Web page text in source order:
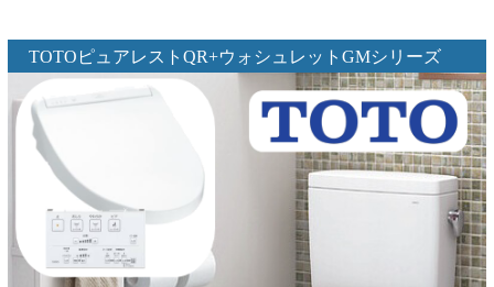
TOTOピュアレストQR+ウォシュレットGMシリーズ